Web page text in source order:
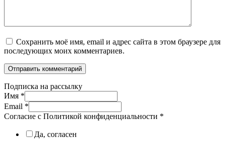
Сохранить моё имя, email и адрес сайта в этом браузере для
последующих моих комментариев.
Подписка на рассылку
Имя *
Email *
Согласие с Политикой конфиденциальности *
Да, согласен